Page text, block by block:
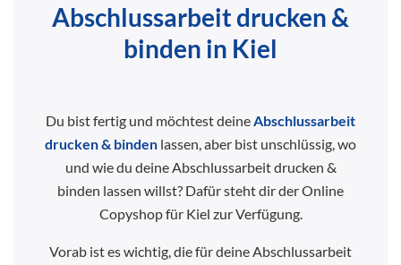
Abschlussarbeit drucken &
binden in Kiel
Du bist fertig und möchtest deineAbschlussarbeit
drucken & binden lassen, aber bist unschlüssig, wo
und wie du deine Abschlussarbeit drucken &
binden lassen willst? Dafür steht dir der Online
Copyshop für Kiel zur Verfügung.
Vorab ist es wichtig, die für deine Abschlussarbeit